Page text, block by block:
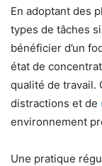
En adoptant des
types de tâches
bénéficier d’un
état de
qualité de travail.
distractions et de
environnement
Une pratique